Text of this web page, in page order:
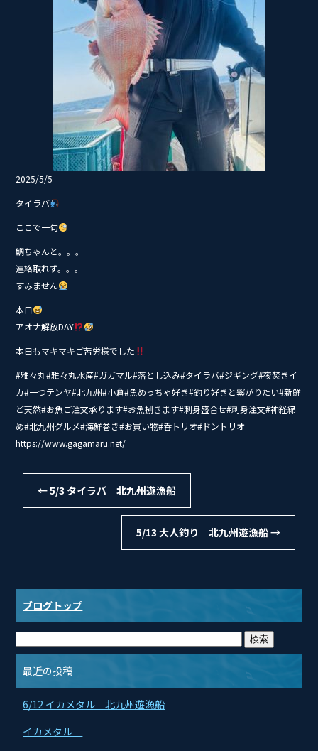
2025/5/5
タイラバ
ここで一句
鯛ちゃんと。。。
連絡取れず。。。
すみません
本日
アオナ解放DAY
本日もマキマキご苦労様でした
#雅々丸#雅々丸水産#ガガマル#落とし込み#タイ‭ラバ#ジギング#夜焚きイ
カ#一つテンヤ#北九州#小倉#魚めっちゃ好き#釣り好きと繋がりたい#新鮮
ど天然#お魚ご注文承ります#お魚捌きます#刺身盛合せ#刺身注文#神経締
め#北九州グルメ#海鮮巻き#お買い物#呑トリオ#ドントリオ
https://www.gagamaru.net/
←5/3 タイラバ 北九州遊漁船
5/13 大人釣り 北九州遊漁船→
ブログトップ
最近の投稿
6/12 イカメタル 北九州遊漁船
イカメタル